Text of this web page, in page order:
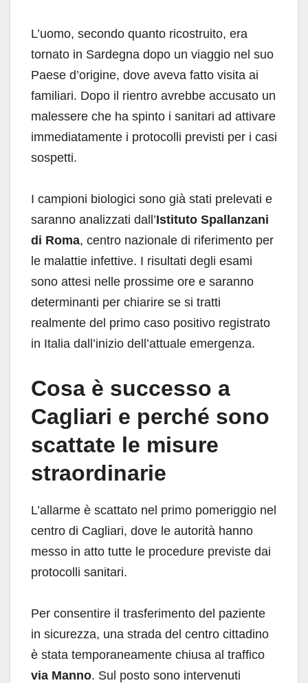
L’uomo, secondo quanto ricostruito, era
tornato in Sardegna dopo un viaggio nel suo
Paese d’origine, dove aveva fatto visita ai
familiari. Dopo il rientro avrebbe accusato un
malessere che ha spinto i sanitari ad attivare
immediatamente i protocolli previsti per i casi
sospetti.
I campioni biologici sono già stati prelevati e
saranno analizzati dall’Istituto Spallanzani
di Roma, centro nazionale di riferimento per
le malattie infettive. I risultati degli esami
sono attesi nelle prossime ore e saranno
determinanti per chiarire se si tratti
realmente del primo caso positivo registrato
in Italia dall’inizio dell’attuale emergenza.
Cosa è successo a
Cagliari e perché sono
scattate le misure
straordinarie
L’allarme è scattato nel primo pomeriggio nel
centro di Cagliari, dove le autorità hanno
messo in atto tutte le procedure previste dai
protocolli sanitari.
Per consentire il trasferimento del paziente
in sicurezza, una strada del centro cittadino
è stata temporaneamente chiusa al traffico
via Manno. Sul posto sono intervenuti